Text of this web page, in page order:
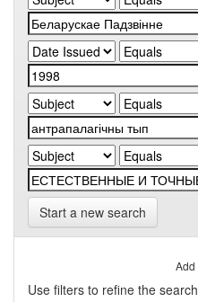
Start a new search
Add
Use filters to refine the